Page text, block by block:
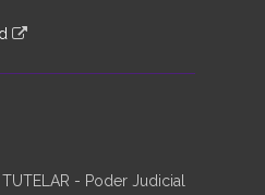
TUTELAR - Poder Judicial